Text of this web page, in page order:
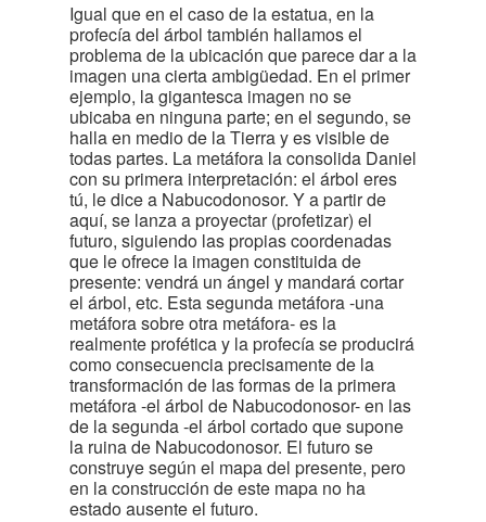
Igual que en el caso de la estatua, en la
profecía del árbol también hallamos el
problema de la ubicación que parece dar a la
imagen una cierta ambigüedad. En el primer
ejemplo, la gigantesca imagen no se
ubicaba en ninguna parte; en el segundo, se
halla en medio de la Tierra y es visible de
todas partes. La metáfora la consolida Daniel
con su primera interpretación: el árbol eres
tú, le dice a Nabucodonosor. Y a partir de
aquí, se lanza a proyectar (profetizar) el
futuro, siguiendo las propias coordenadas
que le ofrece la imagen constituida de
presente: vendrá un ángel y mandará cortar
el árbol, etc. Esta segunda metáfora -una
metáfora sobre otra metáfora- es la
realmente profética y la profecía se producirá
como consecuencia precisamente de la
transformación de las formas de la primera
metáfora -el árbol de Nabucodonosor- en las
de la segunda -el árbol cortado que supone
la ruina de Nabucodonosor. El futuro se
construye según el mapa del presente, pero
en la construcción de este mapa no ha
estado ausente el futuro.